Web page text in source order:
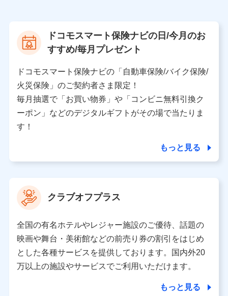
当社の対応品質向上やお問い合わせ内容の正確な把握のため
個人情報保護管理者の職名、連絡先
〒103-0013 東京都中央区日本橋人形町2-14-10 アー
バンネット日本橋ビル 3F
株式会社ドコモ・インシュアランス
個人情報の第三者提供について
当社は利用目的の達成に必要な範囲内において個人情報
の取り扱いの全部または一部を委託する場合がありま
す。
個人データの共同利用
当社は株式会社NTTドコモとの間で、以下のとおり個
人データを共同利用します。
ドコモスマート保険ナビの日/今月のお
すすめ/毎月プレゼント
ドコモスマート保険ナビの「自動車保険/バイク保険/
火災保険」のご契約者さま限定！
毎月抽選で「お買い物券」や「コンビニ無料引換ク
ーポン」などのデジタルギフトがその場で当たりま
す！
もっと見る
クラブオフプラス
全国の有名ホテルやレジャー施設のご優待、話題の
映画や舞台・美術館などの前売り券の割引をはじめ
とした各種サービスを提供しております。国内外20
万以上の施設やサービスでご利用いただけます。
もっと見る